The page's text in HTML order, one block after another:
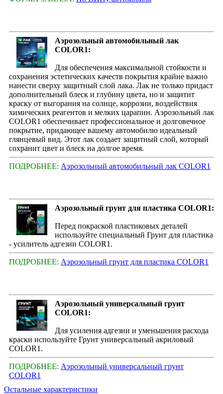
Аэрозольный автомобильный лак
COLOR1:
Для обеспечения максимальной стойкости и
сохранения эстетических качеств покрытия крайне важно
нанести сверху защитный слой лака. Лак не только придаст
дополнительный блеск и глубину цвета, но и защитит
краску от выгорания на солнце, коррозии, воздействия
химических реагентов и мелких царапин. Аэрозольный лак
COLOR1 обеспечивает профессиональное и долговечное
покрытие, придающее вашему автомобилю идеальный
глянцевый вид. Этот лак создает защитный слой, который
сохранит цвет и блеск на долгое время.
ПОДРОБНЕЕ: Аэрозольный автомобильный лак COLOR1
Аэрозольный грунт для пластика COLOR1:
Перед покраской пластиковых деталей
используйте специальный Грунт для пластика
- усилитель адгезии COLOR1.
ПОДРОБНЕЕ: Аэрозольный грунт для пластика COLOR1
Аэрозольный универсальный грунт
COLOR1:
Для усиления адгезии и уменьшения расхода
краски используйте Грунт универсальный акриловый
COLOR1.
ПОДРОБНЕЕ: Аэрозольный универсальный грунт
COLOR1
Остальные характеристики